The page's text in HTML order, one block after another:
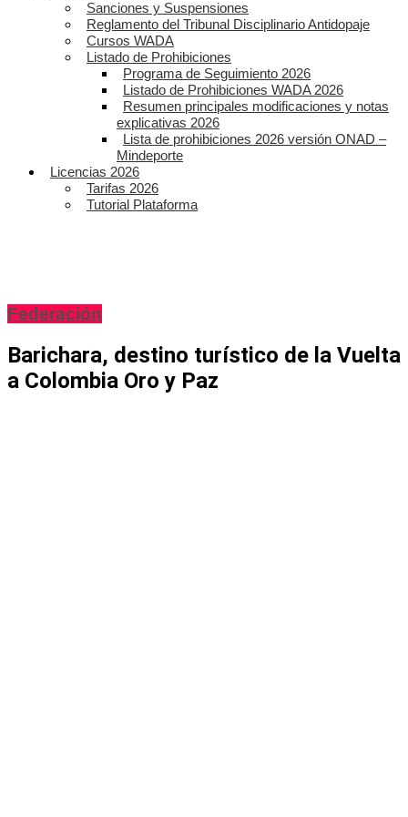
Sanciones y Suspensiones
Reglamento del Tribunal Disciplinario Antidopaje
Cursos WADA
Listado de Prohibiciones
Programa de Seguimiento 2026
Listado de Prohibiciones WADA 2026
Resumen principales modificaciones y notas
explicativas 2026
Lista de prohibiciones 2026 versión ONAD –
Mindeporte
Licencias 2026
Tarifas 2026
Tutorial Plataforma
Federación
Barichara, destino turístico de la Vuelta
a Colombia Oro y Paz